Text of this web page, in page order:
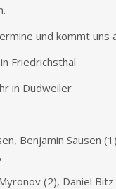
und kommt uns
Friedrichsthal
in Dudweiler
Benjamin Sausen
(2), Daniel